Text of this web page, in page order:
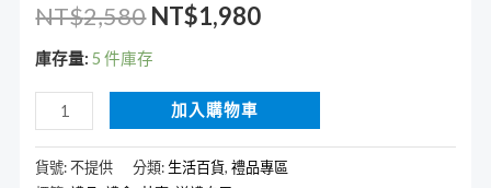
NT$2,580 NT$1,980
庫存量: 5 件庫存
加入購物車
貨號:不提供 分類:生活百貨,禮品專區